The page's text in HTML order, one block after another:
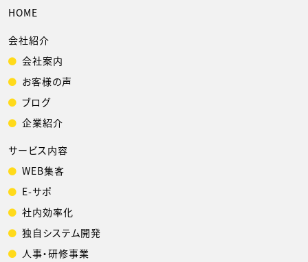
HOME
会社紹介
会社案内
お客様の声
ブログ
企業紹介
サービス内容
WEB集客
E-サポ
社内効率化
独自システム開発
人事・研修事業